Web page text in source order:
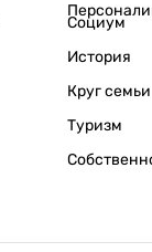
Социум
История
Круг семьи
Туризм